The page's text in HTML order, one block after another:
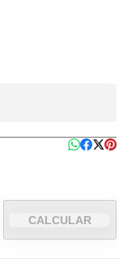
CALCULAR